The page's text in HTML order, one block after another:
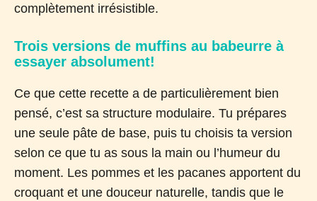
complètement irrésistible.
Trois versions de muffins au babeurre à
essayer absolument!
Ce que cette recette a de particulièrement bien
pensé, c’est sa structure modulaire. Tu prépares
une seule pâte de base, puis tu choisis ta version
selon ce que tu as sous la main ou l’humeur du
moment. Les pommes et les pacanes apportent du
croquant et une douceur naturelle, tandis que le